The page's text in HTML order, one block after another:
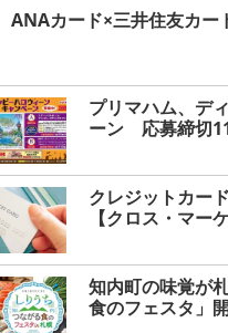
ANAカード×三井住友カー
プリマハム、デ
ーン 応募締切
クレジットカー
【クロス・マ
知内町の味覚が
食のフェスタ」